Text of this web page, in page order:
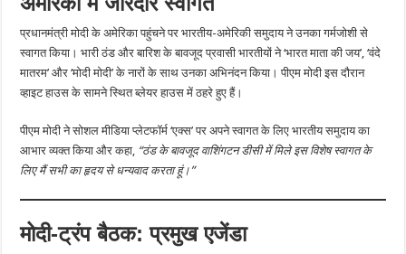
प्रधानमंत्री मोदी के अमेरिका पहुंचने पर भारतीय-अमेरिकी समुदाय ने उनका गर्मजोशी से
स्वागत किया। भारी ठंड और बारिश के बावजूद प्रवासी भारतीयों ने ‘भारत माता की जय’, ‘वंदे
मातरम’ और ‘मोदी मोदी’ के नारों के साथ उनका अभिनंदन किया। पीएम मोदी इस दौरान
व्हाइट हाउस के सामने स्थित ब्लेयर हाउस में ठहरे हुए हैं।
पीएम मोदी ने सोशल मीडिया प्लेटफॉर्म ‘एक्स’ पर अपने स्वागत के लिए भारतीय समुदाय का
आभार व्यक्त किया और कहा, “ठंड के बावजूद वाशिंगटन डीसी में मिले इस विशेष स्वागत के
लिए मैं सभी का हृदय से धन्यवाद करता हूं।”
मोदी-ट्रंप बैठक: प्रमुख एजेंडा